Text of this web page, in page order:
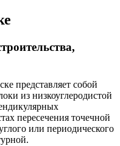
представляет собой
из низкоуглеродистой
пересечения точечной
или периодического